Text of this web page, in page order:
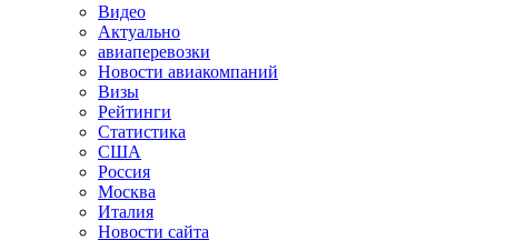
Видео
Актуально
авиаперевозки
Новости авиакомпаний
Визы
Рейтинги
Статистика
США
Россия
Москва
Италия
Новости сайта